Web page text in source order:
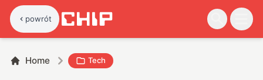
powrót
Home Tech